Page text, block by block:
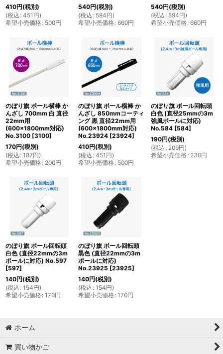
410円(税別)
(税込 : 451 円)
希望小売価格: 500円
540円(税別)
(税込 : 594円)
希望小売価格: 660円
540円(税別)
(税込 : 594円)
希望小売価格: 660円
のぼり旗 ポール横棒 か
んざし 700mm 白 直径
22mm用
(600×1800mm対応)
No.3100 [3100]
170円(税別)
(税込 : 187円)
希望小売価格: 200円
のぼり旗 ポール横棒 か
んざし 850mmコーティ
ング 黒 直径22mm用
(600×1800mm対応)
No.23924 [23924]
410円(税別)
(税込 : 451 円)
希望小売価格: 500円
のぼり旗 ポール回転頭
白色 (直径25mmの3m
強風ポールに対応)
No.584 [584]
190円(税別)
(税込 : 209円)
希望小売価格: 230円
のぼり旗 ポール回転頭
白色 (直径22mmの3m
ポールに対応) No.597
[597]
140円(税別)
(税込 : 154円)
希望小売価格: 170円
のぼり旗 ポール回転頭
黒色 (直径22mmの3m
ポールに対応)
No.23925 [23925]
140円(税別)
(税込 : 154円)
希望小売価格: 170円
ホーム
買い物かご